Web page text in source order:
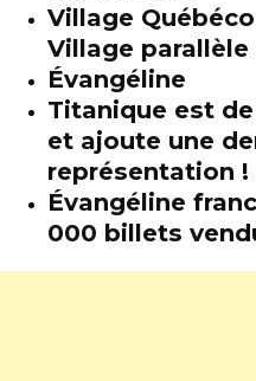
Village
Village parallèle
Évangéline
Titanique est
et ajoute une
représentation !
Évangéline
000 billets